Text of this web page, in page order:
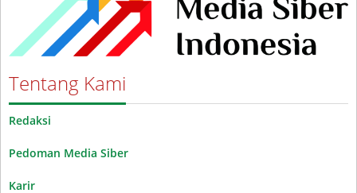
Tentang Kami
Redaksi
Pedoman Media Siber
Karir